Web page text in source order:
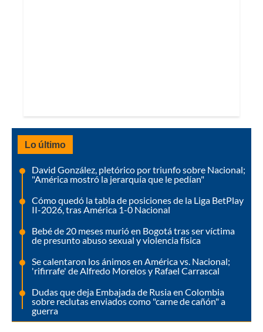
Lo último
David González, pletórico por triunfo sobre Nacional;
"América mostró la jerarquía que le pedían"
Cómo quedó la tabla de posiciones de la Liga BetPlay
II-2026, tras América 1-0 Nacional
Bebé de 20 meses murió en Bogotá tras ser víctima
de presunto abuso sexual y violencia física
Se calentaron los ánimos en América vs. Nacional;
'rifirrafe' de Alfredo Morelos y Rafael Carrascal
Dudas que deja Embajada de Rusia en Colombia
sobre reclutas enviados como "carne de cañón" a
guerra